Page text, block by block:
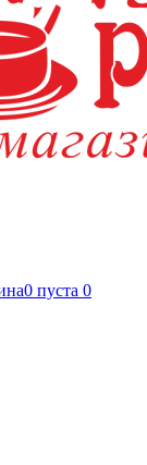
0 пуста 0